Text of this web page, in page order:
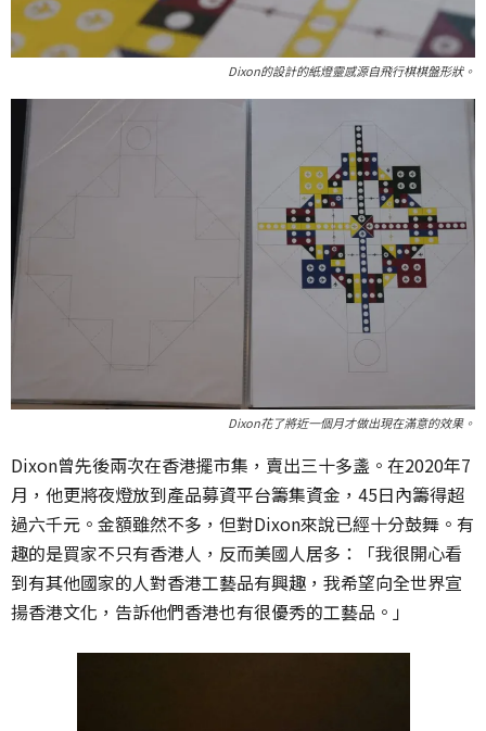
Dixon的設計的紙燈靈感源自飛行棋棋盤形狀。
Dixon花了將近一個月才做出現在滿意的效果。
Dixon曾先後兩次在香港擺市集，賣出三十多盞。在2020年7
月，他更將夜燈放到產品募資平台籌集資金，45日內籌得超
過六千元。金額雖然不多，但對Dixon來說已經十分鼓舞。有
趣的是買家不只有香港人，反而美國人居多：「我很開心看
到有其他國家的人對香港工藝品有興趣，我希望向全世界宣
揚香港文化，告訴他們香港也有很優秀的工藝品。」